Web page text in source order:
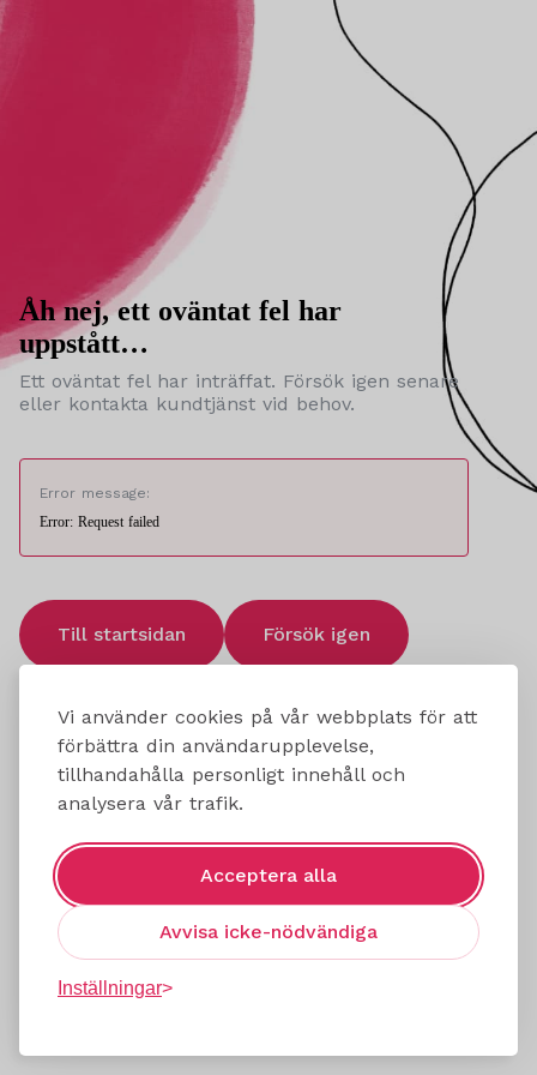
Vi använder cookies på vår webbplats för att
förbättra din användarupplevelse,
tillhandahålla personligt innehåll och
analysera vår trafik.
Acceptera alla
Avvisa icke-nödvändiga
Inställningar
Åh nej, ett oväntat fel har
uppstått…
Ett oväntat fel har inträffat. Försök igen senare
eller kontakta kundtjänst vid behov.
Error message:
Error: Request failed
Till startsidan Försök igen